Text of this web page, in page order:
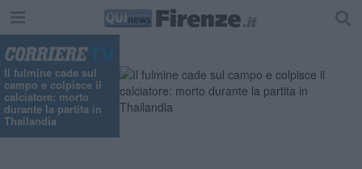
Il fulmine cade sul
campo e colpisce il
calciatore: morto
durante la partita in
Thailandia